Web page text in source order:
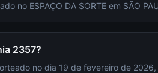
no ESPAÇO DA SORTE em SÃO
2357?
no dia 19 de fevereiro de